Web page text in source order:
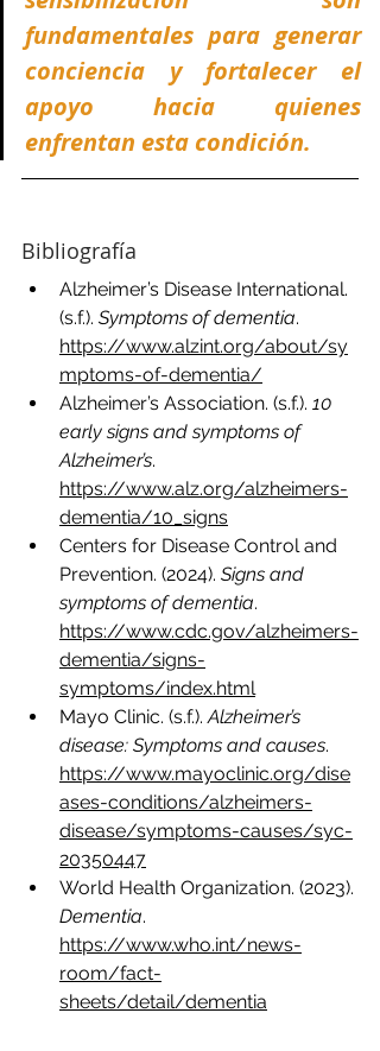
fundamentales para generar
conciencia y fortalecer el
apoyo hacia quienes
enfrentan esta condición.
Bibliografía
Alzheimer’s Disease International.
(s.f.). Symptoms of dementia.
https://www.alzint.org/about/sy
mptoms-of-dementia/
Alzheimer’s Association. (s.f.). 10
early signs and symptoms of
Alzheimer’s.
https://www.alz.org/alzheimers-
dementia/10_signs
Centers for Disease Control and
Prevention. (2024). Signs and
symptoms of dementia.
https://www.cdc.gov/alzheimers-
dementia/signs-
symptoms/index.html
Mayo Clinic. (s.f.). Alzheimer’s
disease: Symptoms and causes.
https://www.mayoclinic.org/dise
ases-conditions/alzheimers-
disease/symptoms-causes/syc-
20350447
World Health Organization. (2023).
Dementia.
https://www.who.int/news-
room/fact-
sheets/detail/dementia